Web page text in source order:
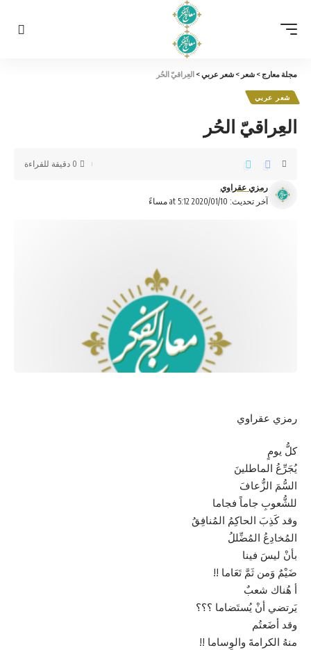
مجلة معارج> شعر > شعر عربي> العِراقيّ الحُر
شعر عربي
العِراقيّ الحُر
آخر تحديث: 2020/01/10 at 5:12 مساءً
رمزي عقراوي
0 دقيقة للقراءة
رمزي عقراوي
كلُّ يومٍ
يُجَرِّعُ الماطلينَ
السُّمَ الزُّعافَ
للشُّعوبِ جاماً فجاما
وقد كَذِبَ الحاكِمُ المُنافِقُ
المُخادِعُ المُضِّللُ
بأنْ ليسَ فينا
ضَيْمٌ وَمن ثَمَّ تَعَاما !!
أ هُناك شعبٌ
يَرتضي أنْ يُستَضاما ؟؟؟
وقد أضَعتُم
منهُ الكرامةَ والوِساما !!